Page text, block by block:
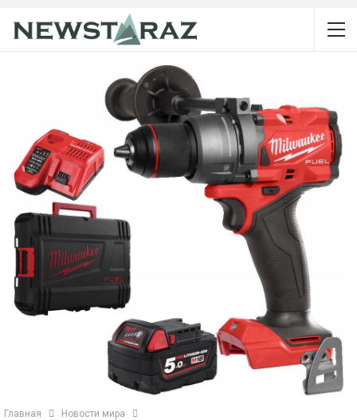
Главная Новости мира